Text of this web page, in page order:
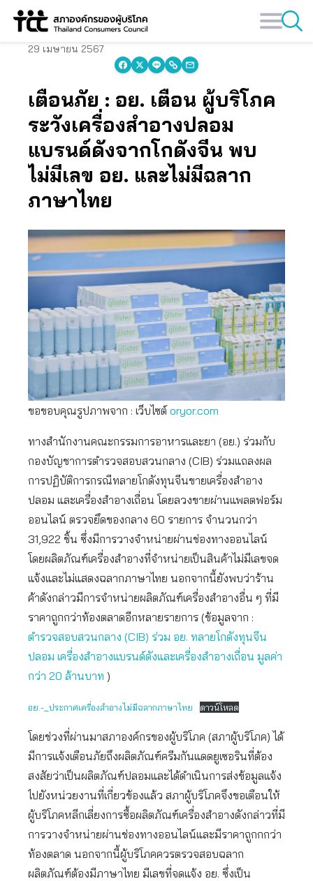
Skip
29 เมษายน 2567
เตือนภัย : อย. เตือน ผู้บริโภค
ระวังเครื่องสำอางปลอม
แบรนด์ดังจากโกดังจีน พบ
ไม่มีเลข อย. และไม่มีฉลาก
ภาษาไทย
ขอขอบคุณรูปภาพจาก : เว็บไซต์ oryor.com
ทางสำนักงานคณะกรรมการอาหารและยา (อย.) ร่วมกับ
กองบัญชาการตำรวจสอบสวนกลาง (CIB) ร่วมแถลงผล
การปฏิบัติการกรณีทลายโกดังทุนจีนขายเครื่องสำอาง
ปลอม และเครื่องสำอางเถื่อน โดยลวงขายผ่านแพลตฟอร์ม
ออนไลน์ ตรวจยึดของกลาง 60 รายการ จำนวนกว่า
31,922 ชิ้น ซึ่งมีการวางจำหน่ายผ่านช่องทางออนไลน์
โดยผลิตภัณฑ์เครื่องสำอางที่จำหน่ายเป็นสินค้าไม่มีเลขจด
แจ้งและไม่แสดงฉลากภาษาไทย นอกจากนี้ยังพบว่าร้าน
ค้าดังกล่าวมีการจำหน่ายผลิตภัณฑ์เครื่องสำอางอื่น ๆ ที่มี
ราคาถูกกว่าท้องตลาดอีกหลายรายการ (ข้อมูลจาก :
ตำรวจสอบสวนกลาง (CIB) ร่วม อย. ทลายโกดังทุนจีน
ปลอม เครื่องสำอางแบรนด์ดังและเครื่องสำอางเถื่อน มูลค่า
กว่า 20 ล้านบาท )
อย.-_ประกาศเครื่องสำอางไม่มีฉลากภาษาไทย ดาวน์โหลด
โดยช่วงที่ผ่านมาสภาองค์กรของผู้บริโภค (สภาผู้บริโภค) ได้
มีการแจ้งเตือนภัยถึงผลิตภัณฑ์ครีมกันแดดยูเซอรินที่ต้อง
สงสัยว่าเป็นผลิตภัณฑ์ปลอมและได้ดำเนินการส่งข้อมูลแจ้ง
ไปยังหน่วยงานที่เกี่ยวข้องแล้ว สภาผู้บริโภคจึงขอเตือนให้
ผู้บริโภคหลีกเลี่ยงการซื้อผลิตภัณฑ์เครื่องสำอางดังกล่าวที่มี
การวางจำหน่ายผ่านช่องทางออนไลน์และมีราคาถูกกกว่า
ท้องตลาด นอกจากนี้ผู้บริโภคควรตรวจสอบฉลาก
ผลิตภัณฑ์ต้องมีภาษาไทย มีเลขที่จดแจ้ง อย. ซึ่งเป็น